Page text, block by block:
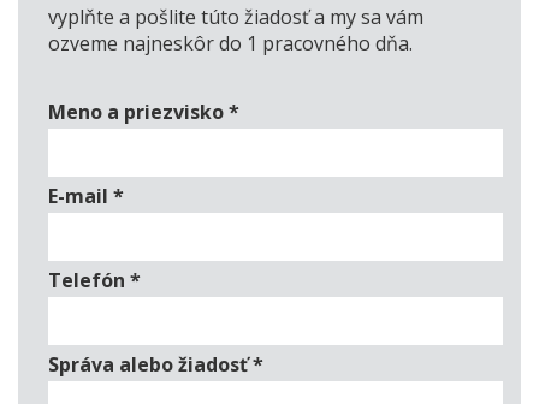
vyplňte a pošlite túto žiadosť a my sa vám
ozveme najneskôr do 1 pracovného dňa.
Meno a priezvisko*
E-mail *
Telefón *
Správa alebo žiadosť*